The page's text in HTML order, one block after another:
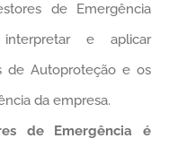
de Emergência
interpretar e aplicar
de Autoproteção e os
da empresa.
de Emergência é